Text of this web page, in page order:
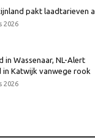
pakt laadtarieven
2026
in Wassenaar, NL-Alert
in Katwijk vanwege rook
2026